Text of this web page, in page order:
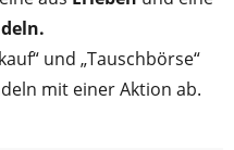
und „Tauschbörse“
mit einer Aktion ab.